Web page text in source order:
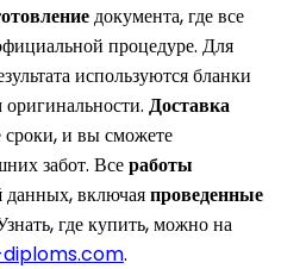
документа, где все
процедуре. Для
используются бланки
оригинальности. Доставка
сроки, и вы сможете
забот. Всеработы
данных, включаяпроведенные
где купить, можно на
.